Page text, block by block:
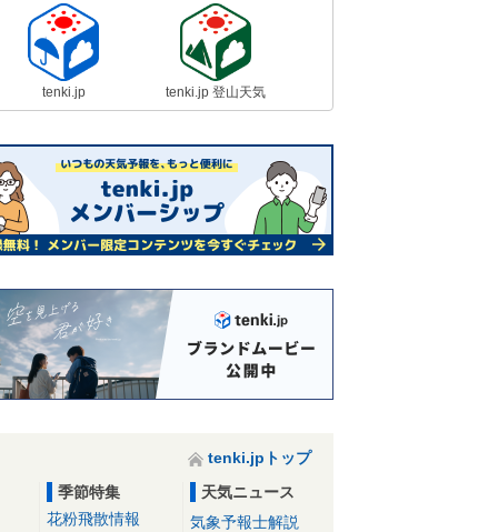
tenki.jp tenki.jp 登山天気
tenki.jpトップ
季節特集
花粉飛散情報
天気ニュース
気象予報士解説